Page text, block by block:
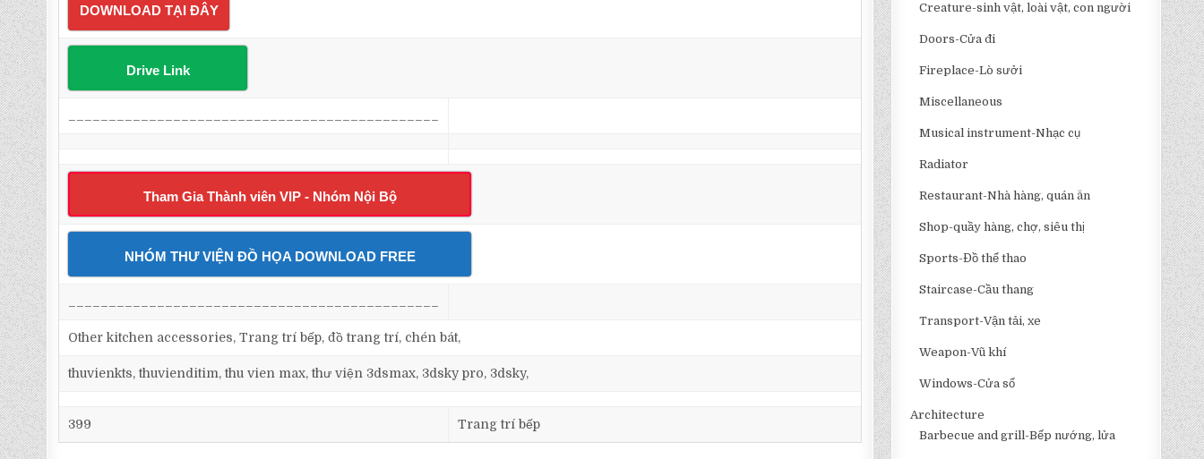
DOWNLOAD TẠI ĐÂY
Drive Link
Tham Gia Thành viên VIP - Nhóm Nội Bộ
NHÓM THƯ VIỆN ĐỒ HỌA DOWNLOAD FREE
Other kitchen accessories, Trang trí bếp, đồ trang trí, chén bát,
thuvienkts, thuvienditim, thu vien max, thư viện 3dsmax, 3dsky pro, 3dsky,
399 Trang trí bếp
Creature-sinh vật, loài vật, con người
Doors-Cửa đi
Fireplace-Lò sưởi
Miscellaneous
Musical instrument-Nhạc cụ
Radiator
Restaurant-Nhà hàng, quán ăn
Shop-quầy hàng, chợ, siêu thị
Sports-Đồ thể thao
Staircase-Cầu thang
Transport-Vận tải, xe
Weapon-Vũ khí
Windows-Cửa sổ
Architecture
Barbecue and grill-Bếp nướng, lửa